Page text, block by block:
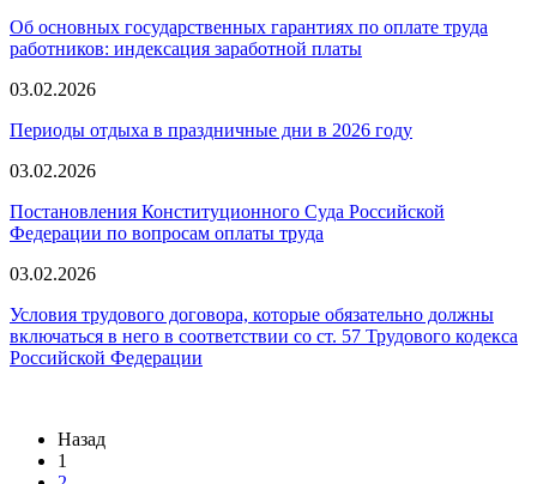
Об основных государственных гарантиях по оплате труда
работников: индексация заработной платы
03.02.2026
Периоды отдыха в праздничные дни в 2026 году
03.02.2026
Постановления Конституционного Суда Российской
Федерации по вопросам оплаты труда
03.02.2026
Условия трудового договора, которые обязательно должны
включаться в него в соответствии со ст. 57 Трудового кодекса
Российской Федерации
Назад
1